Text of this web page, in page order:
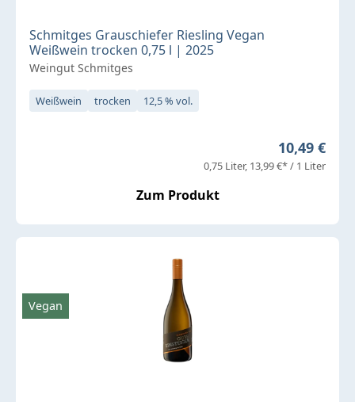
Schmitges Grauschiefer Riesling Vegan
Weißwein trocken 0,75 l | 2025
Weingut Schmitges
Weißwein trocken 12,5 % vol.
Regulärer
10,49 €
0,75 Liter 13,99 €* / 1 Liter
Zum Produkt
Vegan